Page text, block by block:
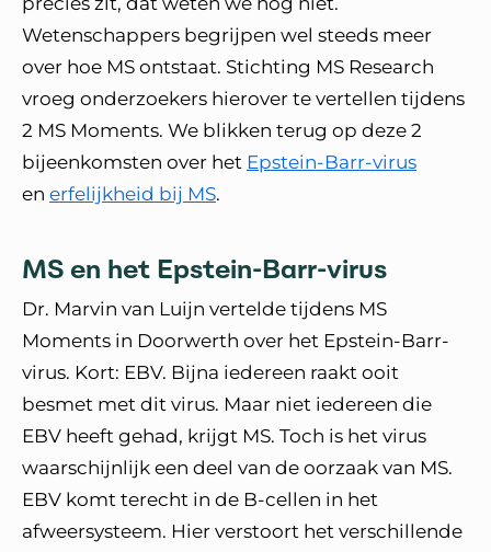
Wetenschappers begrijpen wel steeds meer
over hoe MS ontstaat. Stichting MS Research
vroeg onderzoekers hierover te vertellen tijdens
2 MS Moments. We blikken terug op deze 2
bijeenkomsten over het Epstein-Barr-virus
en erfelijkheid bij MS.
MS en het Epstein-Barr-virus
Dr. Marvin van Luijn vertelde tijdens MS
Moments in Doorwerth over het Epstein-Barr-
virus. Kort: EBV. Bijna iedereen raakt ooit
besmet met dit virus. Maar niet iedereen die
EBV heeft gehad, krijgt MS. Toch is het virus
waarschijnlijk een deel van de oorzaak van MS.
EBV komt terecht in de B-cellen in het
afweersysteem. Hier verstoort het verschillende